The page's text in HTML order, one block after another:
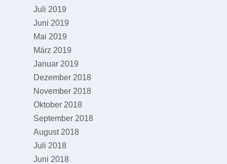
Juli 2019
Juni 2019
Mai 2019
März 2019
Januar 2019
Dezember 2018
November 2018
Oktober 2018
September 2018
August 2018
Juli 2018
Juni 2018